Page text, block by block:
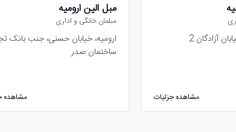
آزادگان 2
مشاهده جزئیات
مبل الین ارومیه
مبلمان خانگی و اداری
ارومیه، خیابان حسنی، جنب بانک
ساختمان صدر
مشاهده